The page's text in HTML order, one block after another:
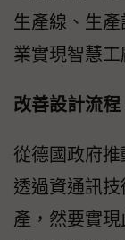
生產線、生
業實現智慧工
改善設計流
從德國政府
透過資通訊
產，然要實